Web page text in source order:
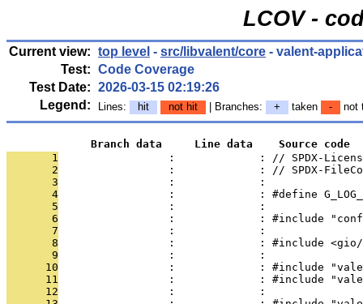
LCOV -
Current view: top level - src/libvalent/core - valent-
Test: Code Coverage
Test Date: 2026-03-15 02:19:26
Legend:
Lines: hit not hit | Branches: + taken - not
             Branch data     Line data    Source code
       1
:             : // SPDX-
       2
:             : // SPDX-
       3
                 :             :
       4
:             : #define
       5
                 :             :
       6
:             : #include
       7
                 :             :
       8
:             : #include
       9
                 :             :
      10
:             : #include
      11
:             : #include
      12
                 :             :